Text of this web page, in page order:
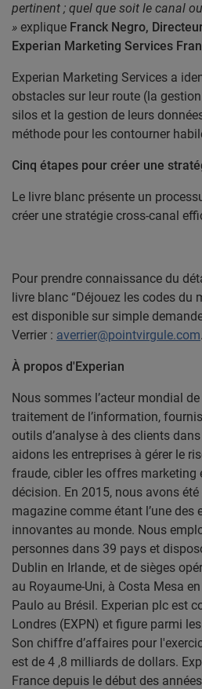
pertinent ; quel que soit le canal
» explique Franck Negro,
Experian Marketing Services
Experian Marketing Services a
obstacles sur leur route (la
silos et la gestion de leurs
méthode pour les contourner
Cinq étapes pour créer une
Le livre blanc présente un
créer une stratégie cross-canal
Pour prendre connaissance du
livre blanc “Déjouez les codes du
est disponible sur simple
Verrier : averrier@pointvirgule.com.
À propos d'Experian
Nous sommes l’acteur mondial
traitement de l’information,
outils d’analyse à des clients
aidons les entreprises à gérer le
fraude, cibler les offres marketing
décision. En 2015, nous avons
magazine comme étant l’une des
innovantes au monde. Nous
personnes dans 39 pays et
Dublin en Irlande, et de sièges
au Royaume-Uni, à Costa Mesa
Paulo au Brésil. Experian plc est
Londres (EXPN) et figure parmi
Son chiffre d’affaires pour
est de 4 ,8 milliards de dollars.
France depuis le début des